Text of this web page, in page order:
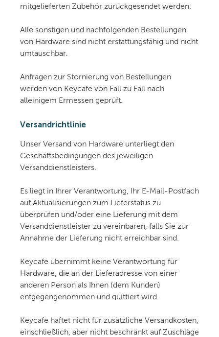
mitgelieferten Zubehör zurückgesendet werden.
Alle sonstigen und nachfolgenden Bestellungen
von Hardware sind nicht erstattungsfähig und nicht
umtauschbar.
Anfragen zur Stornierung von Bestellungen
werden von Keycafe von Fall zu Fall nach
alleinigem Ermessen geprüft.
Versandrichtlinie
Unser Versand von Hardware unterliegt den
Geschäftsbedingungen des jeweiligen
Versanddienstleisters.
Es liegt in Ihrer Verantwortung, Ihr E-Mail-Postfach
auf Aktualisierungen zum Lieferstatus zu
überprüfen und/oder eine Lieferung mit dem
Versanddienstleister zu vereinbaren, falls Sie zur
Annahme der Lieferung nicht erreichbar sind.
Keycafe übernimmt keine Verantwortung für
Hardware, die an der Lieferadresse von einer
anderen Person als Ihnen (dem Kunden)
entgegengenommen und quittiert wird.
Keycafe haftet nicht für zusätzliche Versandkosten,
einschließlich, aber nicht beschränkt auf Zuschläge